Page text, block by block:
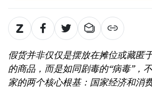
假货并非仅仅是摆放在摊位或藏匿
的商品，而是如同剧毒的​​“病毒”，
家的两个核心根基：国家经济和消